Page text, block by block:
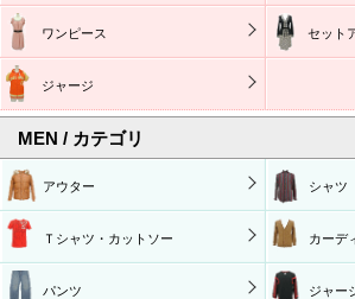
ワンピース セット
ジャージ
MEN / カテゴリ
アウター シャツ
Ｔシャツ・カットソー カーデ
パンツ ジャー